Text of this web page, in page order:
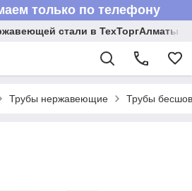
только по телефону
стали в ТехТоргАлматы
Трубы нержавеющие Трубы